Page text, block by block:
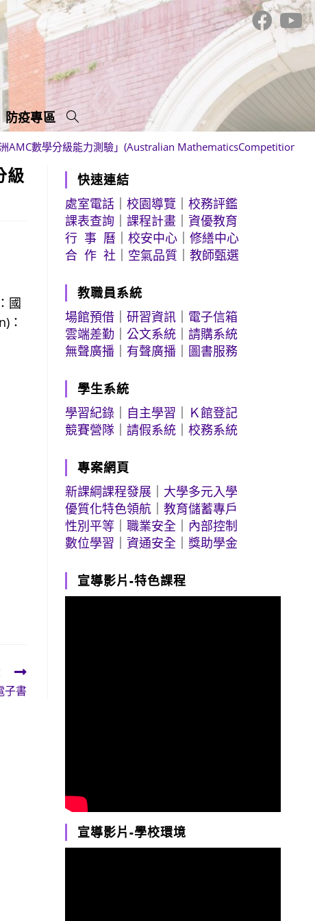
防疫專區
數學分級能力測驗」(Australian MathematicsCompetition)，
級
國
：
子書
快速連結
處室電話 ｜校園導覽 ｜校務評鑑
課表查詢 ｜課程計畫 ｜資優教育
行 事 曆 ｜校安中心 ｜修繕中心
合 作 社
空氣品質 ｜教師甄選
教職員系統
場館預借 ｜研習資訊
電子信箱
雲端差勤 ｜公文系統 ｜請購系統
無聲廣播
有聲廣播 圖書服務
學生系統
學習紀錄
自主學習
Ｋ館登記
競賽營隊 ｜請假系統 ｜校務系統
專案網頁
新課綱課程發展
大學多元入學
優質化特色領航 ｜教育儲蓄專戶
性別平等 ｜職業安全
內部控制
數位學習 ｜資通安全 ｜獎助學金
宣導影片-特色課程
宣導影片-學校環境